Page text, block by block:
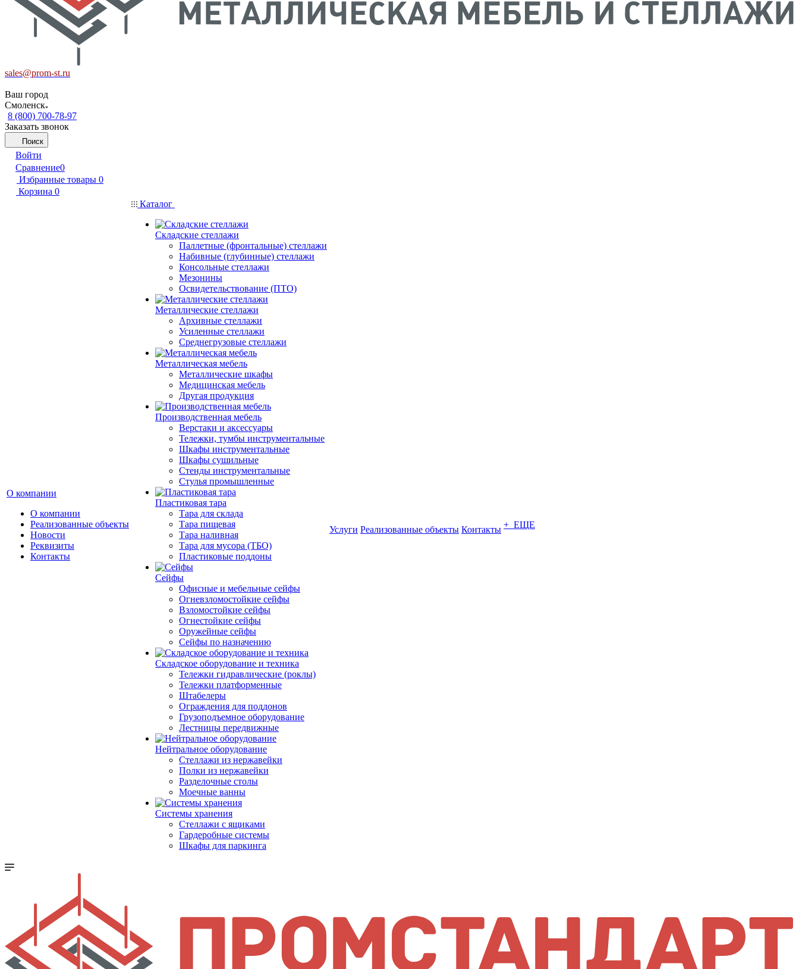
sales@prom-st.ru
Ваш город
Смоленск
8 (800) 700-78-97
Заказать звонок
Поиск
Войти
Сравнение0
Избранные товары 0
Корзина 0
О компании
О компании
Реализованные объекты
Новости
Реквизиты
Контакты
Каталог
Складские стеллажи
Паллетные (фронтальные) стеллажи
Набивные (глубинные) стеллажи
Консольные стеллажи
Мезонины
Освидетельствование (ПТО)
Металлические стеллажи
Архивные стеллажи
Усиленные стеллажи
Среднегрузовые стеллажи
Металлическая мебель
Металлические шкафы
Медицинская мебель
Другая продукция
Производственная мебель
Верстаки и аксессуары
Тележки, тумбы инструментальные
Шкафы инструментальные
Шкафы сушильные
Стенды инструментальные
Cтулья промышленные
Пластиковая тара
Тара для склада
Тара пищевая
Тара наливная
Тара для мусора (ТБО)
Пластиковые поддоны
Сейфы
Офисные и мебельные сейфы
Огневзломостойкие сейфы
Взломостойкие сейфы
Огнестойкие сейфы
Оружейные сейфы
Сейфы по назначению
Складское оборудование и техника
Тележки гидравлические (роклы)
Тележки платформенные
Штабелеры
Ограждения для поддонов
Грузоподъемное оборудование
Лестницы передвижные
Нейтральное оборудование
Стеллажи из нержавейки
Полки из нержавейки
Разделочные столы
Моечные ванны
Системы хранения
Стеллажи с ящиками
Гардеробные системы
Шкафы для паркинга
Услуги Реализованные объекты Контакты + ЕЩЕ